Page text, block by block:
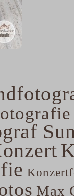
Max